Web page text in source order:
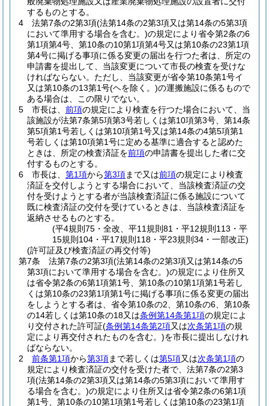
するものとする。
4
法第7条の2第3項(法第14条の2第3項又は第14条の5第3項
において準用する場合を含む。)の規定により省令第2条の6
第1項第4号、第10条の10第1項第4号又は第10条の23第1項
第4号に掲げる事項に係る変更の届出を行つた者は、所定の
申請書を提出して、当該変更について市長の検査を受けな
ければならない。 ただし、当該変更が省令第10条第1号イ
又は第10条の13第1号(ヘを除く。)の運搬施設に係るもので
ある場合は、この限りでない。
5
市長は、 前項の規定により検査を行つた場合において、当
該施設が法第7条第5項第3号若しくは第10項第3号、第14条
第5項第1号若しくは第10項第1号又は第14条の4第5項第1
号若しくは第10項第1号に定める基準に適合すると認めた
ときは、所定の検査済証を前項の申請書を提出した者に交
付するものとする。
6
市長は、 第1項から第3項まで又は前項の規定により検査
済証を交付しようとする場合において、当該検査済証の交
付を受けようとする者が当該検査済証に係る施設について
既に検査済証の交付を受けているときは、当該検査済証を
返納させるものとする。
(平4規則75・全改、平11規則81・平12規則113・平
15規則104・平17規則118・平23規則34・一部改正)
(許可証及び検査済証の再交付等)
第7条
法第7条の2第3項(法第14条の2第3項又は第14条の5
第3項において準用する場合を含む。)の規定により住所又
は省令第2条の6第1項第1号、第10条の10第1項第1号若し
くは第10条の23第1項第1号に掲げる事項に係る変更の届出
をしようとする者は、省令第10条の2、第10条の6、第10条
の14若しくは第10条の18又は条例第14条第1項の規定によ
り交付された許可証(条例第14条第2項又は次条第1項の規
定により再交付されたものを含む。)を市長に提出しなけれ
ばならない。
2
前条第1項から第3項まで若しくは第5項又は次条第1項の
規定により検査済証の交付を受けた者で、法第7条の2第3
項(法第14条の2第3項又は第14条の5第3項において準用す
る場合を含む。)の規定により住所又は省令第2条の6第1項
第1号、第10条の10第1項第1号若しくは第10条の23第1項